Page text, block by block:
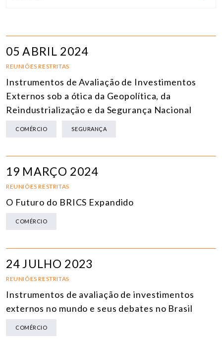
05 ABRIL 2024
REUNIÕES RESTRITAS
Instrumentos de Avaliação de Investimentos
Externos sob a ótica da Geopolítica, da
Reindustrialização e da Segurança Nacional
COMÉRCIO SEGURANÇA
19 MARÇO 2024
REUNIÕES RESTRITAS
O Futuro do BRICS Expandido
COMÉRCIO
24 JULHO 2023
REUNIÕES RESTRITAS
Instrumentos de avaliação de investimentos
externos no mundo e seus debates no Brasil
COMÉRCIO